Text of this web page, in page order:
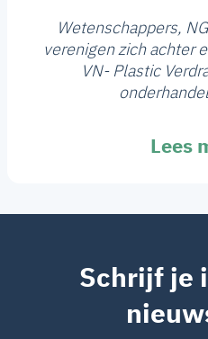
Wetenschappers,
verenigen zich achter
VN- Plastic
Lees
Schrijf je